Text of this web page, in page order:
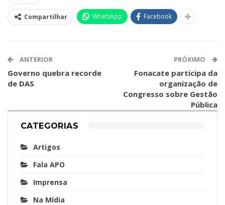
Compartilhar WhatsApp Facebook
ANTERIOR
Governo quebra recorde
de DAS
PRÓXIMO
Fonacate participa da
organização de
Congresso sobre Gestão
Pública
CATEGORIAS
Artigos
Fala APO
Imprensa
Na Mídia